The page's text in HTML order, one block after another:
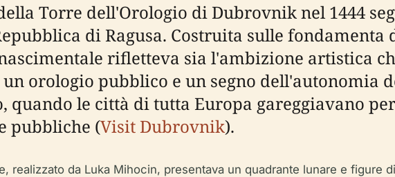
Torre dell'Orologio di Dubrovnik nel 1444
di Ragusa. Costruita sulle
rifletteva sia l'ambizione artistica
orologio pubblico e un segno dell'autonomia
quando le città di tutta Europa gareggiavano
pubbliche (Visit Dubrovnik).
realizzato da Luka Mihocin, presentava un quadrante lunare e figure